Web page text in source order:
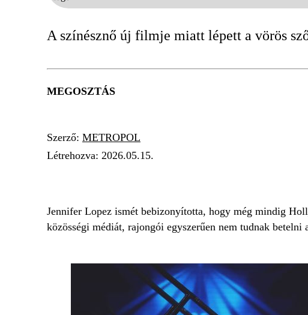
A színésznő új filmje miatt lépett a vörös
MEGOSZTÁS
Szerző: METROPOL
Létrehozva: 2026.05.15.
Jennifer Lopez ismét bebizonyította, hogy még mindig
közösségi médiát, rajongói egyszerűen nem tudnak betelni